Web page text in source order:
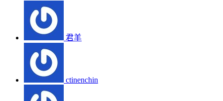
君羊
ctinenchin